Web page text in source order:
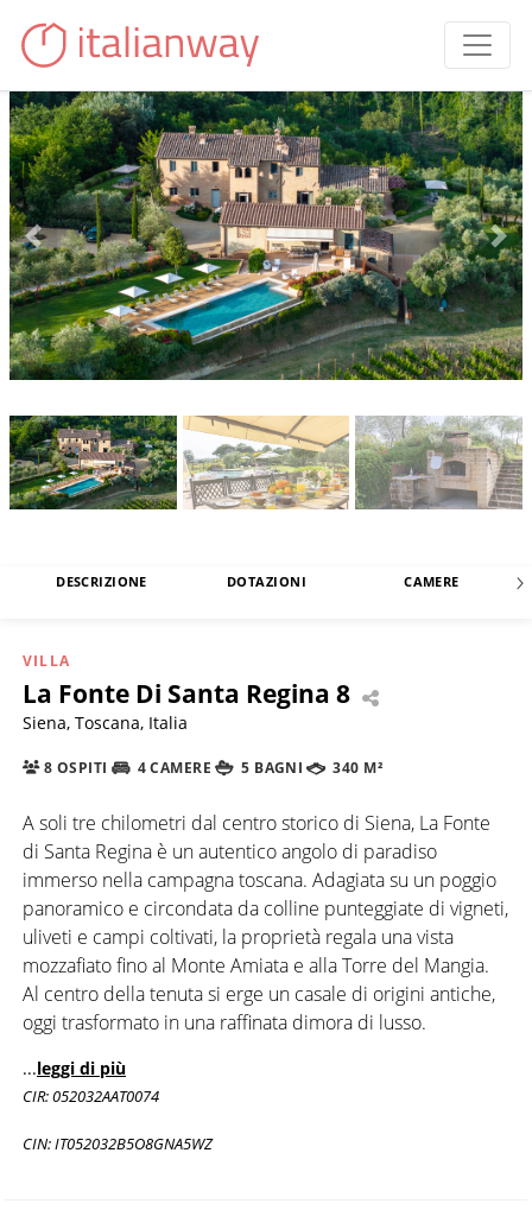
DESCRIZIONE DOTAZIONI CAMERE
VILLA
La Fonte Di Santa Regina 8
Siena, Toscana, Italia
8 OSPITI 4 CAMERE 5 BAGNI 340 M²
A soli tre chilometri dal centro storico di Siena, La Fonte
di Santa Regina è un autentico angolo di paradiso
immerso nella campagna toscana. Adagiata su un poggio
panoramico e circondata da colline punteggiate di vigneti,
uliveti e campi coltivati, la proprietà regala una vista
mozzafiato fino al Monte Amiata e alla Torre del Mangia.
Al centro della tenuta si erge un casale di origini antiche,
oggi trasformato in una raffinata dimora di lusso.
...leggi di più
CIR: 052032AAT0074
CIN: IT052032B5O8GNA5WZ